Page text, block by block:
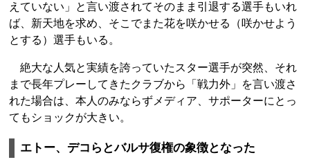
えていない」と言い渡されてそのまま引退する選手もいれ
ば、新天地を求め、そこでまた花を咲かせる（咲かせよう
とする）選手もいる。
絶大な人気と実績を誇っていたスター選手が突然、それ
まで長年プレーしてきたクラブから「戦力外」を言い渡さ
れた場合は、本人のみならずメディア、サポーターにとっ
てもショックが大きい。
エトー、デコらとバルサ復権の象徴となった